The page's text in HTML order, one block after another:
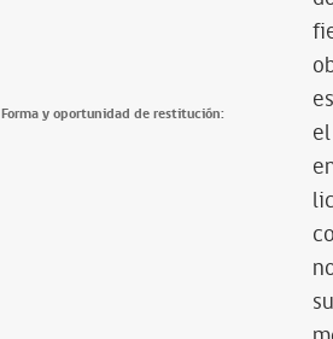
Forma y oportunidad de restitución: